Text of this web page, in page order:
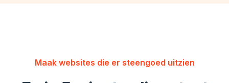
Maak websites die er steengoed uitzien